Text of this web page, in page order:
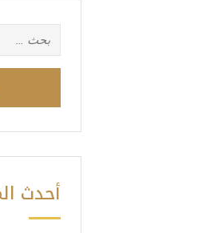
البحث
عن:
أحدث